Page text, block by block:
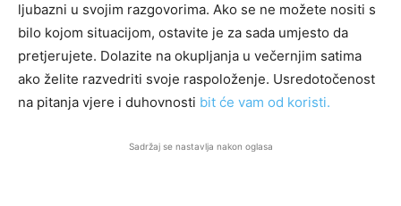
ljubazni u svojim razgovorima. Ako se ne možete nositi s
bilo kojom situacijom, ostavite je za sada umjesto da
pretjerujete. Dolazite na okupljanja u večernjim satima
ako želite razvedriti svoje raspoloženje. Usredotočenost
na pitanja vjere i duhovnosti bit će vam od koristi.
Sadržaj se nastavlja nakon oglasa